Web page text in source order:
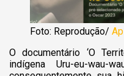
Foto: Reprodução/
O documentário ‘O
indígena Uru-eu-wau-